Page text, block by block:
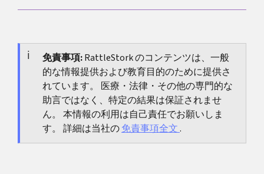
が妥当です。
るフェーズです。薬やストレスで症状はあてになり
にくいです。生物学的な流れは 着床で説明していま
免責事項:RattleStork のコンテンツは、一般
的な情報提供および教育目的のために提供さ
れています。 医療・法律・その他の専門的な
助言ではなく、特定の結果は保証されませ
ん。 本情報の利用は自己責任でお願いしま
す。 詳細は当社の免責事項全文.